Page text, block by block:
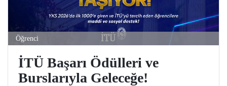
Öğrenci
İTÜ Başarı Ödülleri ve
Burslarıyla Geleceğe!